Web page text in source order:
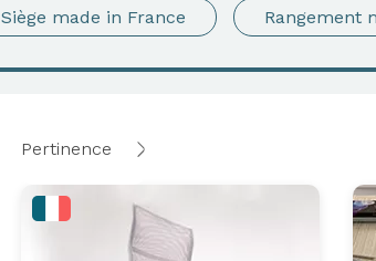
Siège made in France Rangement
Pertinence